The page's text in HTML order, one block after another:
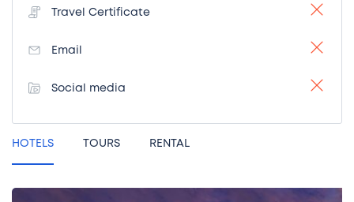
Travel Certificate
Email
Social media
HOTELS TOURS RENTAL